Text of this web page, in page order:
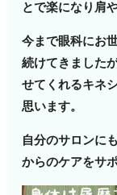
とで楽になり肩
今まで眼科にお
続けてきました
せてくれるキネ
思います。
自分のサロンに
からのケアをサ